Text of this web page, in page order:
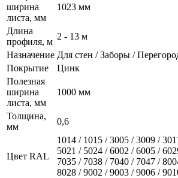
ширина
листа, мм
1023 мм
Длина
профиля, м
2 - 13 м
Назначение Для стен / Заборы /
Покрытие
Цинк
Полезная
ширина
листа, мм
1000 мм
Толщина,
мм
0,6
Цвет RAL
1014 / 1015 / 3005 / 3009 /
5021 / 5024 / 6002 / 6005 /
7035 / 7038 / 7040 / 7047 /
8028 / 9002 / 9003 / 9006 /